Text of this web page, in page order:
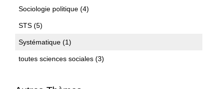
Sociologie politique (4)
STS (5)
Systématique (1)
toutes sciences sociales (3)